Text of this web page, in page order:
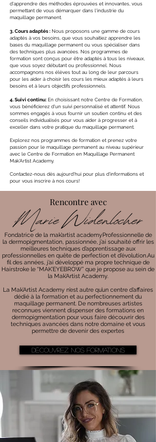
d'apprendre des méthodes éprouvées et innovantes, vous
permettant de vous démarquer dans l'industrie du
maquillage permanent.
3. Cours adaptés : Nous proposons une gamme de cours
adaptés à vos besoins, que vous souhaitiez apprendre les
bases du maquillage permanent ou vous spécialiser dans
des techniques plus avancées. Nos programmes de
formation sont conçus pour être adaptés à tous les niveaux,
que vous soyez débutant ou professionnel. Nous
accompagnons nos élèves tout au long de leur parcours
pour les aider à choisir les cours les mieux adaptés à leurs
besoins et à leurs objectifs professionnels.
4. Suivi continu: En choisissant notre Centre de Formation,
vous bénéficierez d'un suivi personnalisé et attentif. Nous
sommes engagés à vous fournir un soutien continu et des
conseils individualisés pour vous aider à progresser et à
exceller dans votre pratique du maquillage permanent.
Explorez nos programmes de formation et prenez votre
passion pour le maquillage permanent au niveau supérieur
avec le Centre de Formation en Maquillage Permanent
Mak'Artist Academy.
Contactez-nous dès aujourd'hui pour plus d'informations et
pour vous inscrire à nos cours!
Rencontre avec
Fondatrice de la mak’artist academyProfessionnelle de
la dermopigmentation, passionnée, j’ai souhaité offrir les
meilleures techniques d’apprentissage aux
professionnelles en quête de perfection et d’évolution.Au
fil des années, j’ai développé ma propre technique de
Hairstroke le “MAK’EYEBROW” que je propose au sein de
la Mak’Artist Academy.
La Mak’Artist Academy n’est autre qu’un centre d’affaires
dédié à la formation et au perfectionnement du
maquillage permanent. De nombreuses artistes
reconnues viennent dispenser des formations en
dermopigmentation pour vous faire découvrir des
techniques avancées dans notre domaine et vous
permettre de devenir des expertes
Découvrez nos formations